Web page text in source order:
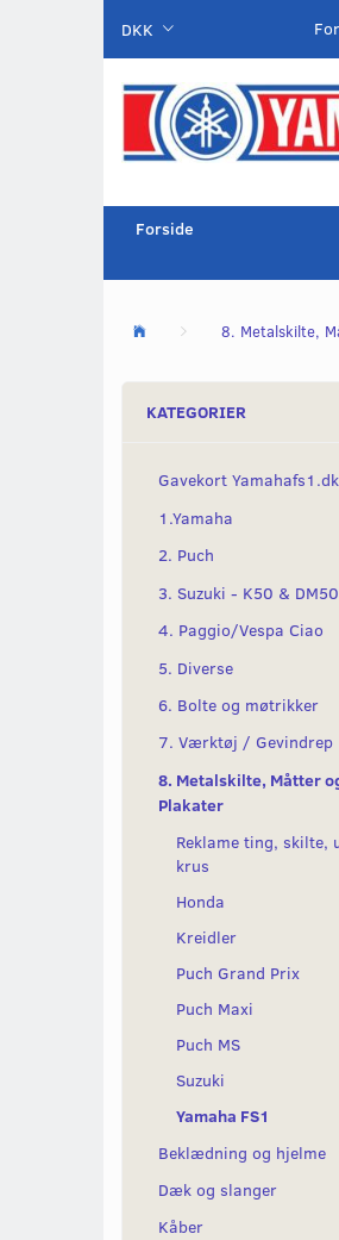
DKK
Forside
8. Metalskilte,
KATEGORIER
Gavekort Yamahafs1.dk
1.Yamaha
2. Puch
3. Suzuki - K50 & DM50
4. Paggio/Vespa Ciao
5. Diverse
6. Bolte og møtrikker
7. Værktøj / Gevindrep
8. Metalskilte, Måtter
Plakater
Reklame ting, skilte,
krus
Honda
Kreidler
Puch Grand Prix
Puch Maxi
Puch MS
Suzuki
Yamaha FS1
Beklædning og hjelme
Dæk og slanger
Kåber